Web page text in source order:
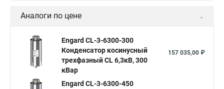
Аналоги по цене
Engard CL-3-6300-300
Конденсатор косинусный
трехфазный CL 6,3кВ, 300
кВар
157 035,00 ₽
Engard CL-3-6300-450